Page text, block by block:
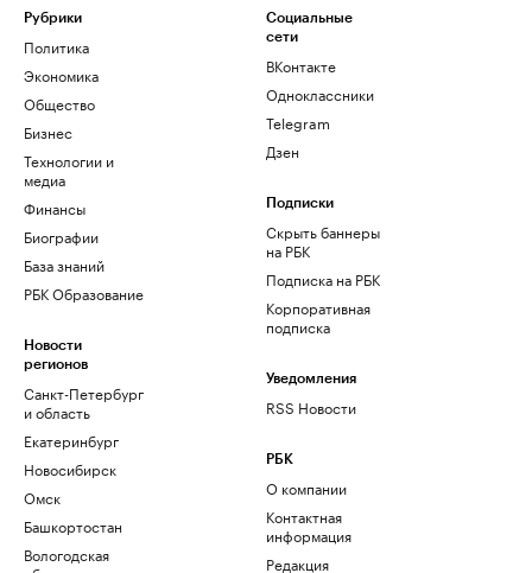
Рубрики
Политика
Экономика
Общество
Бизнес
Технологии и
медиа
Финансы
Биографии
База знаний
РБК Образование
Новости
регионов
Санкт-Петербург
и область
Екатеринбург
Новосибирск
Омск
Башкортостан
Вологодская
Социальные
сети
ВКонтакте
Одноклассники
Telegram
Дзен
Подписки
Скрыть баннеры
на РБК
Подписка на РБК
Корпоративная
подписка
Уведомления
RSS Новости
РБК
О компании
Контактная
информация
Редакция